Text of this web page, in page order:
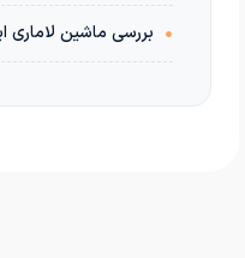
• بررسی ماشین لاماری